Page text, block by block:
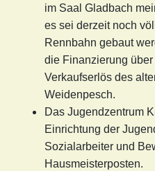
im Saal Gladbach
es sei derzeit noch
Rennbahn gebaut
die Finanzierung
Verkaufserlös des
Weidenpesch.
Das Jugendzentrum
Einrichtung der
Sozialarbeiter und
Hausmeisterposten.